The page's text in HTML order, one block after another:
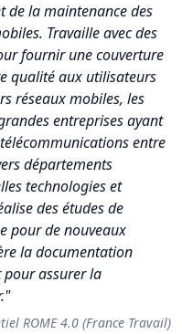
la maintenance des
Travaille avec des
fournir une couverture
qualité aux utilisateurs
réseaux mobiles, les
entreprises ayant
entre
départements
technologies et
des études de
pour de nouveaux
la documentation
assurer la
ROME 4.0 (France Travail)